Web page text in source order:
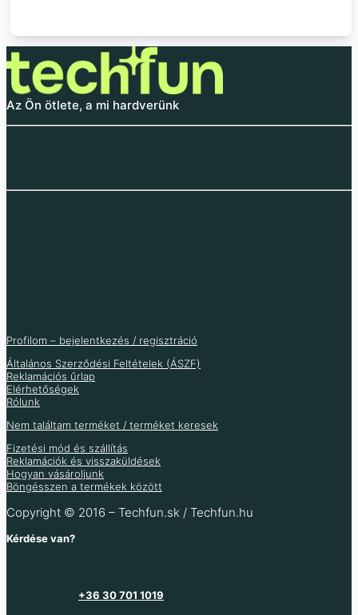
(ÁFA nélkül 958 Ft)
Raktáron 23 db
(ÁFA nélkül 1 048Ft)
Raktáron 78 db
Az Ön ötlete, a mi hardverünk
Profilom – bejelentkezés / regisztráció
Általános Szerződési Feltételek (ÁSZF)
Reklamációs űrlap
Elérhetőségek
Rólunk
Nem találtam terméket / terméket keresek
Fizetési mód és szállítás
Reklamációk és visszaküldések
Hogyan vásároljunk
Böngésszen a termékek között
Copyright © 2016 – Techfun.sk / Techfun.hu
Kérdése van?
+36 30 701 1019